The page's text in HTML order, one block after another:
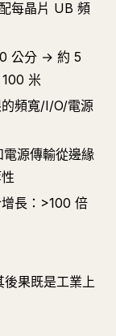
每晶片 UB 頻
公分 → 約 5
米
頻寬/I/O/電源
源傳輸從邊緣
長：>100 倍
果既是工業上